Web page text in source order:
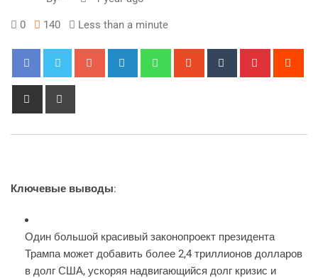
0 140 Less than a minute
Google+ LinkedIn WhatsappStumbleUpon
Tumblr Pinterest
Share
Ключевые выводы:
Один большой красивый законопроект президента
Трампа может добавить более 2,4 триллионов долларов
в долг США, ускоряя надвигающийся долг кризис и